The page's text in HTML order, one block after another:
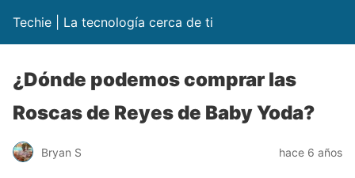
Techie | La tecnología cerca de ti
¿Dónde podemos comprar las
Roscas de Reyes de Baby Yoda?
Bryan S hace 6 años